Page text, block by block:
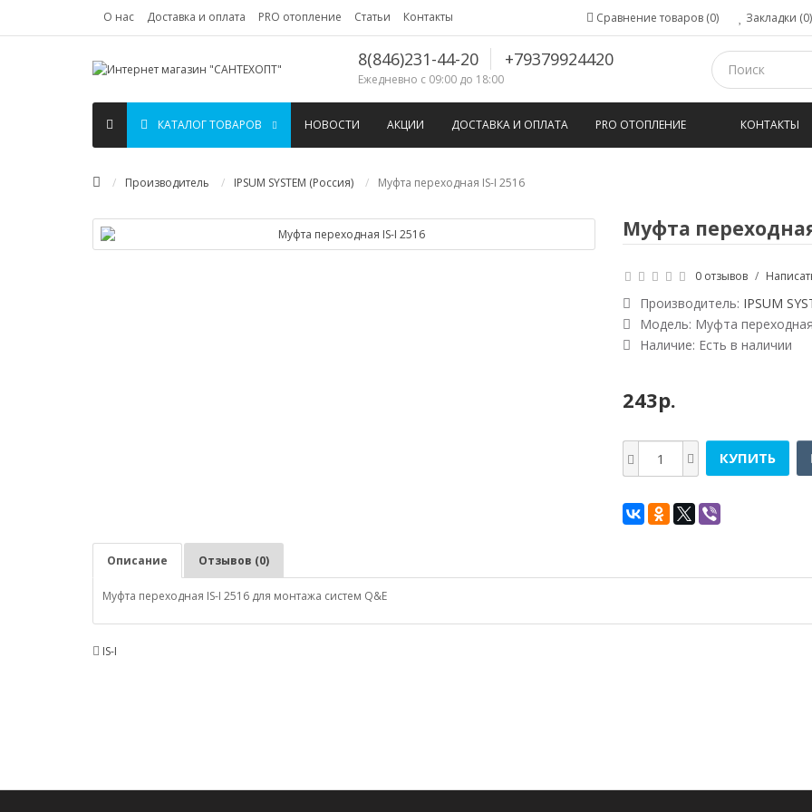
О нас Доставка и оплата PRO отопление Статьи Контакты Закладки (0)
Сравнение товаров (0)
8(846)231-44-20 +79379924420
Ежедневно с 09:00 до 18:00
КАТАЛОГ ТОВАРОВ НОВОСТИ АКЦИИ ДОСТАВКА И ОПЛАТА PRO ОТОПЛЕНИЕ КОНТАКТЫ
Производитель IPSUM SYSTEM (Россия) Муфта переходная IS-I 2516
Муфта
0 отзывов /
Производитель: IPSUM
Модель: Муфта
Наличие: Есть в наличии
243р.
КУПИТЬ
Описание Отзывов (0)
Муфта переходная IS-I 2516 для монтажа систем Q&E
IS-I